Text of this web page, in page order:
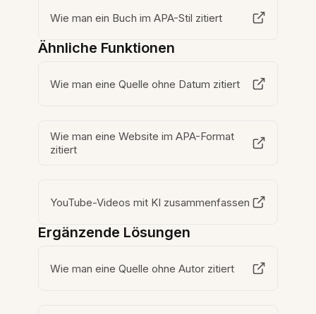
Wie man ein Buch im APA-Stil zitiert
Ähnliche Funktionen
Wie man eine Quelle ohne Datum zitiert
Wie man eine Website im APA-Format
zitiert
YouTube-Videos mit KI zusammenfassen
Ergänzende Lösungen
Wie man eine Quelle ohne Autor zitiert